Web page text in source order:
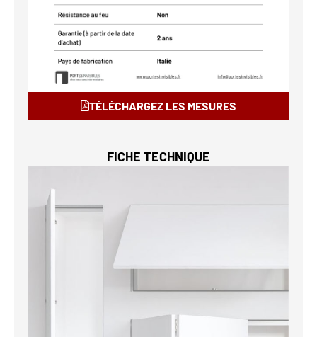
TÉLÉCHARGEZ LES MESURES
FICHE TECHNIQUE